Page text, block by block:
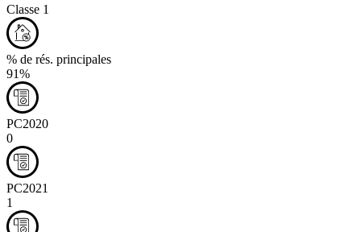
Classe 1
% de rés. principales
91%
PC2020
0
PC2021
1